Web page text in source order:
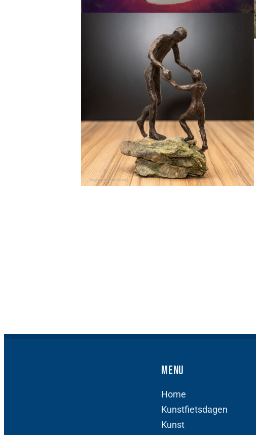
Menu
Home
Kunstfietsdagen
Kunst